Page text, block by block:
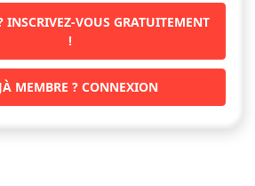
INSCRIVEZ-VOUS GRATUITEMENT
!
MEMBRE ? CONNEXION